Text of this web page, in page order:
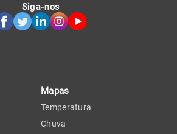
Siga-nos
Mapas
Temperatura
Chuva